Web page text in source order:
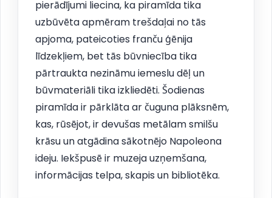
pierādījumi liecina, ka piramīda tika
uzbūvēta apmēram trešdaļai no tās
apjoma, pateicoties franču ģēnija
līdzekļiem, bet tās būvniecība tika
pārtraukta nezināmu iemeslu dēļ un
būvmateriāli tika izkliedēti. Šodienas
piramīda ir pārklāta ar čuguna plāksnēm,
kas, rūsējot, ir devušas metālam smilšu
krāsu un atgādina sākotnējo Napoleona
ideju. Iekšpusē ir muzeja uzņemšana,
informācijas telpa, skapis un bibliotēka.